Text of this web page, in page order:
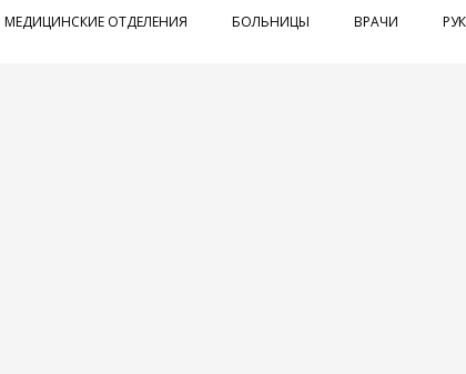
МЕДИЦИНСКИЕ ОТДЕЛЕНИЯ БОЛЬНИЦЫ ВРАЧИ